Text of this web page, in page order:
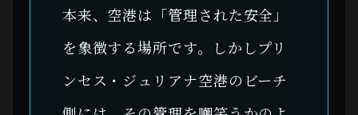
本来、空港は「管理された安全」
を象徴する場所です。しかしプリ
ンセス・ジュリアナ空港のビーチ